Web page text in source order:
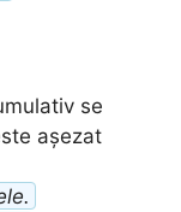
se
așezat